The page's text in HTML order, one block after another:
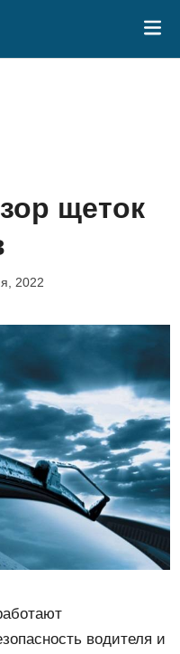
щеток
2022
водителя и